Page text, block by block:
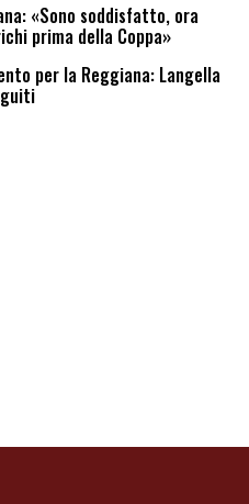
«Sono soddisfatto, ora
prima della Coppa»
per la Reggiana: Langella